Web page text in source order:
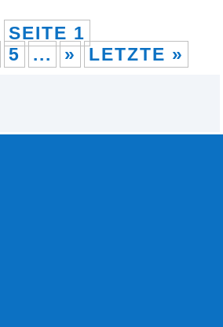
SEITE 1
5 ... » LETZTE »